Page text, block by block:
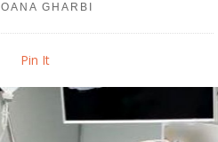
OANA GHARBI
Pin It